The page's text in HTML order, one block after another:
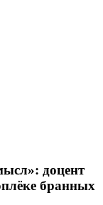
и мира на
доцент
бранных